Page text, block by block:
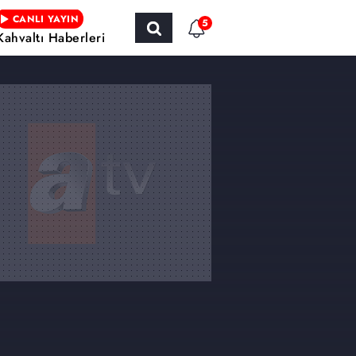
CANLI YAYIN
Haberleri
5